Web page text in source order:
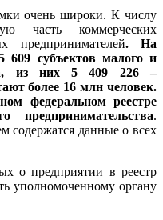
очень широки. К числу
часть коммерческих
предпринимателей. На
субъектов малого и
из них 5 409 226 –
более 16 млн человек.
федеральном реестре
предпринимательства.
содержатся данные о всех
о предприятии в реестр
уполномоченному органу